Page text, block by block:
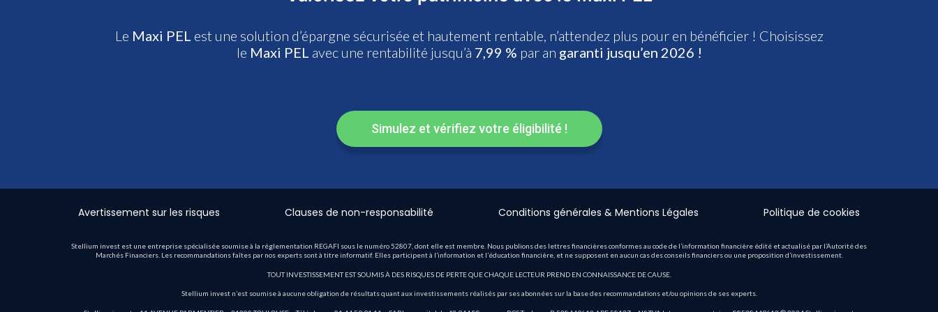
Le Maxi PEL est une solution d’épargne sécurisée et hautement rentable, n’attendez plus pour en bénéficier ! Choisissez
le Maxi PEL avec une rentabilité jusqu’à 7,99 % par an garanti jusqu’en 2026 !
Simulez et vérifiez votre éligibilité !
Avertissement sur les risques Clauses de non-responsabilité Conditions générales & Mentions Légales Politique de cookies
Stellium invest est une entreprise spécialisée soumise à la réglementation REGAFI sous le numéro 52807, dont elle est membre. Nous publions des lettres financières conformes au code de l’information financière édité et actualisé par l’Autorité des
Marchés Financiers. Les recommandations faîtes par nos experts sont à titre informatif. Elles participent à l’information et l’éducation financière, et ne supposent en aucun cas des conseils financiers ou une proposition d’investissement.
TOUT INVESTISSEMENT EST SOUMIS À DES RISQUES DE PERTE QUE CHAQUE LECTEUR PREND EN CONNAISSANCE DE CAUSE.
Stellium invest n’est soumise à aucune obligation de résultats quant aux investissements réalisés par ses abonnées sur la base des recommandations et/ou opinions de ses experts.